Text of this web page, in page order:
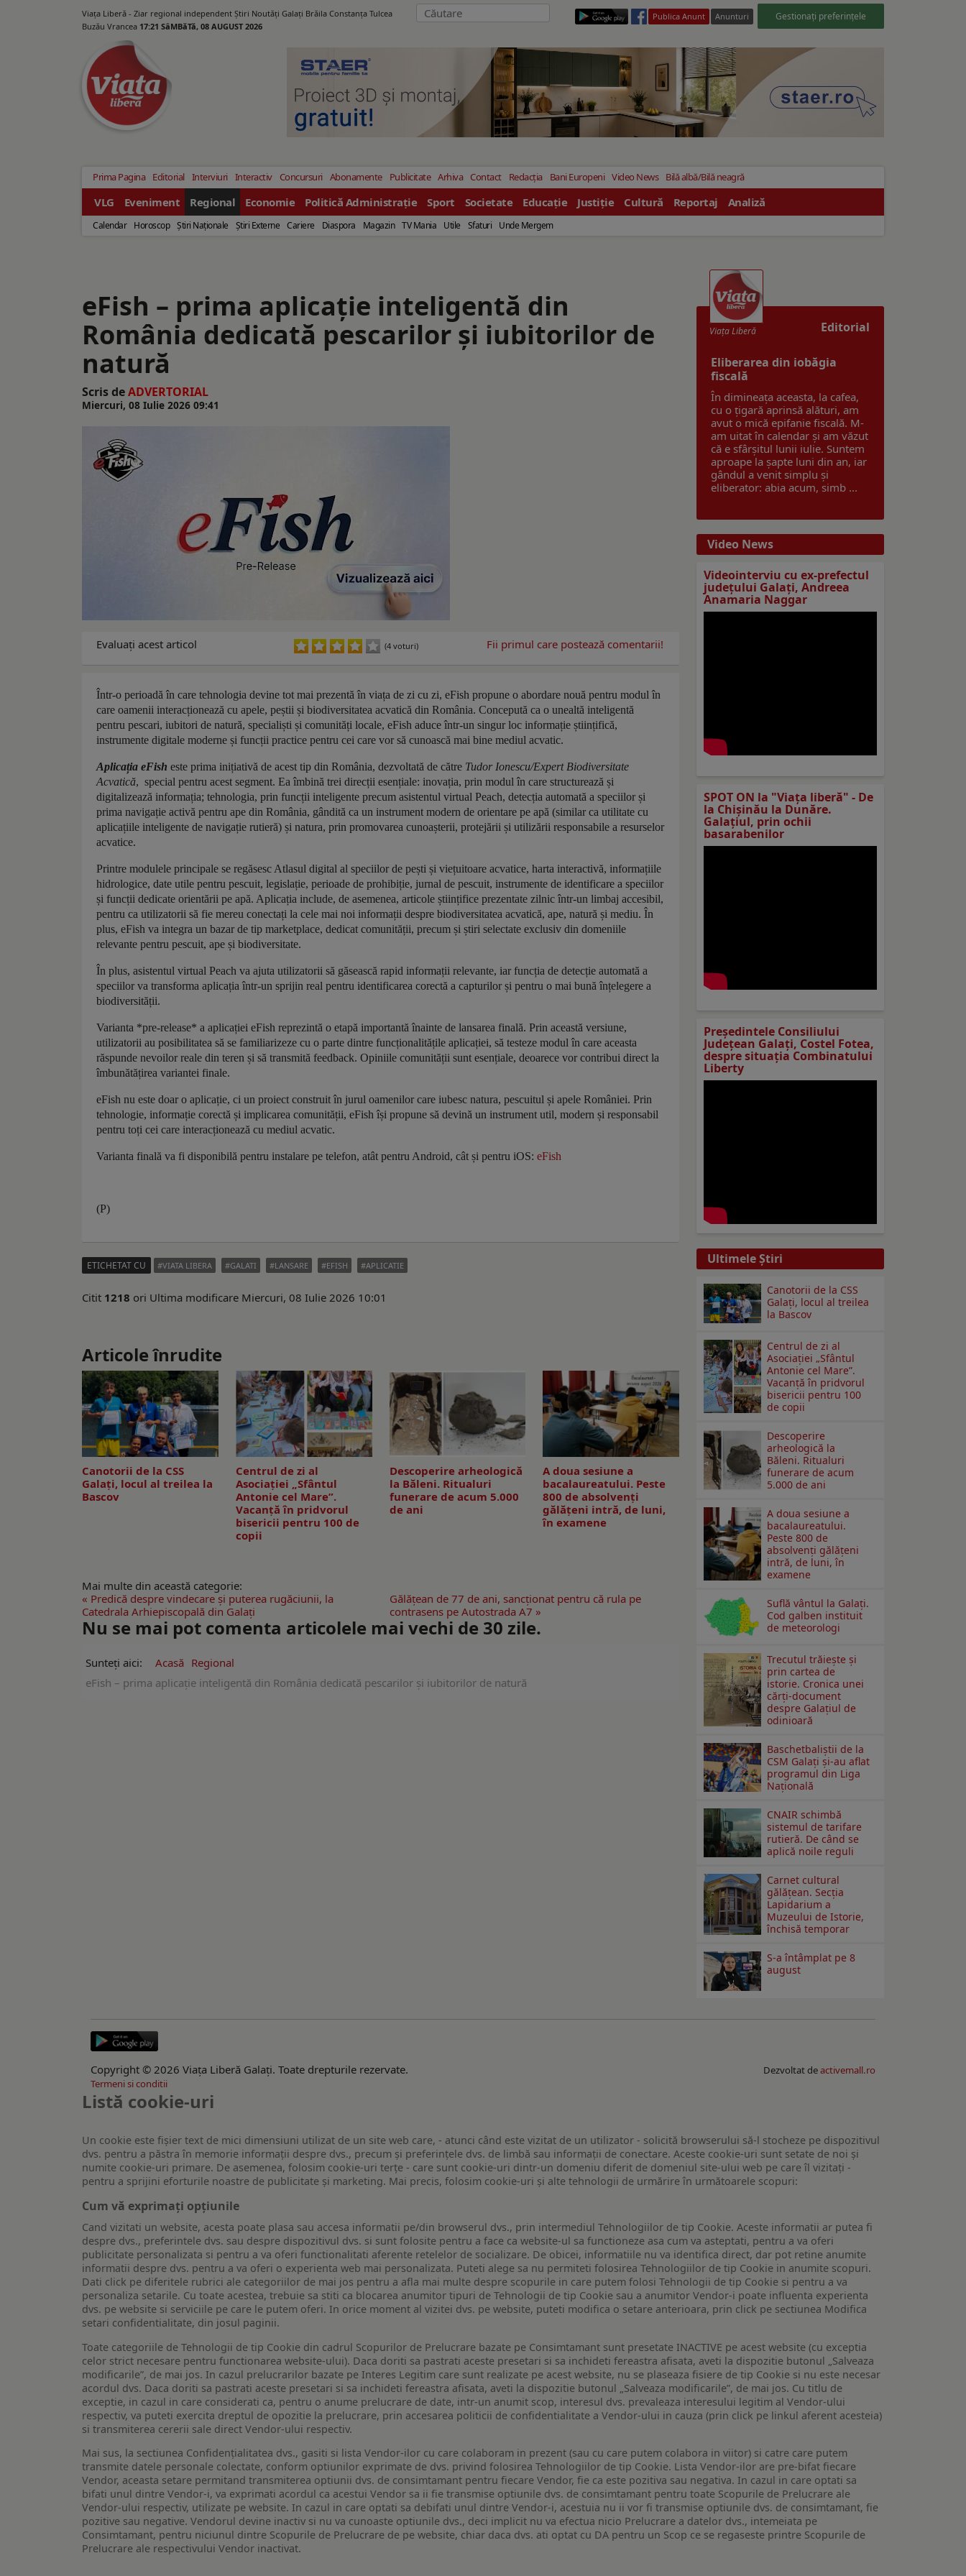
Viața Liberă - Ziar regional independent Știri Noutăți Galaţi Brăila Constanţa Tulcea
Buzău Vrancea 17:21 SâMBăTă, 08 AUGUST 2026
Publica Anunt Anunturi Gestionați preferințele
Prima Pagina Editorial Interviuri Interactiv Concursuri Abonamente Publicitate Arhiva Contact Redacția Bani Europeni Video News Bilă albă/Bilă neagră
VLG Eveniment Regional Economie Politică Administrație Sport Societate Educație Justiție Cultură Reportaj Analiză
Calendar Horoscop Ştiri Naţionale Ştiri Externe Cariere Diaspora Magazin TV Mania Utile Sfaturi Unde Mergem
eFish – prima aplicație inteligentă din
România dedicată pescarilor și iubitorilor de
natură
Scris deADVERTORIAL
Miercuri, 08 Iulie 2026 09:41
Evaluaţi acest articol (4 voturi) Fii primul care postează comentarii!
Într-o perioadă în care tehnologia devine tot mai prezentă în viața de zi cu zi, eFish propune o abordare nouă pentru modul în
care oamenii interacționează cu apele, peștii și biodiversitatea acvatică din România. Concepută ca o unealtă inteligentă
pentru pescari, iubitori de natură, specialiști și comunități locale, eFish aduce într-un singur loc informație științifică,
instrumente digitale moderne și funcții practice pentru cei care vor să cunoască mai bine mediul acvatic.
Aplicația eFish este prima inițiativă de acest tip din România, dezvoltată de către Tudor Ionescu/Expert Biodiversitate
Acvatică, special pentru acest segment. Ea îmbină trei direcții esențiale: inovația, prin modul în care structurează și
digitalizează informația; tehnologia, prin funcții inteligente precum asistentul virtual Peach, detecția automată a speciilor și
prima navigație activă pentru ape din România, gândită ca un instrument modern de orientare pe apă (similar ca utilitate cu
aplicațiile inteligente de navigație rutieră) și natura, prin promovarea cunoașterii, protejării și utilizării responsabile a resurselor
acvatice.
Printre modulele principale se regăsesc Atlasul digital al speciilor de pești și viețuitoare acvatice, harta interactivă, informațiile
hidrologice, date utile pentru pescuit, legislație, perioade de prohibiție, jurnal de pescuit, instrumente de identificare a speciilor
și funcții dedicate orientării pe apă. Aplicația include, de asemenea, articole științifice prezentate zilnic într-un limbaj accesibil,
pentru ca utilizatorii să fie mereu conectați la cele mai noi informații despre biodiversitatea acvatică, ape, natură și mediu. În
plus, eFish va integra un bazar de tip marketplace, dedicat comunității, precum și știri selectate exclusiv din domeniile
relevante pentru pescuit, ape și biodiversitate.
În plus, asistentul virtual Peach va ajuta utilizatorii să găsească rapid informații relevante, iar funcția de detecție automată a
speciilor va transforma aplicația într-un sprijin real pentru identificarea corectă a capturilor și pentru o mai bună înțelegere a
biodiversității.
Varianta *pre-release* a aplicației eFish reprezintă o etapă importantă înainte de lansarea finală. Prin această versiune,
utilizatorii au posibilitatea să se familiarizeze cu o parte dintre funcționalitățile aplicației, să testeze modul în care aceasta
răspunde nevoilor reale din teren și să transmită feedback. Opiniile comunității sunt esențiale, deoarece vor contribui direct la
îmbunătățirea variantei finale.
eFish nu este doar o aplicație, ci un proiect construit în jurul oamenilor care iubesc natura, pescuitul și apele României. Prin
tehnologie, informație corectă și implicarea comunității, eFish își propune să devină un instrument util, modern și responsabil
pentru toți cei care interacționează cu mediul acvatic.
Varianta finală va fi disponibilă pentru instalare pe telefon, atât pentru Android, cât și pentru iOS: eFish
(P)
ETICHETAT CU VIATA LIBERA GALATI LANSARE EFISH APLICATIE
Citit 1218 ori Ultima modificare Miercuri, 08 Iulie 2026 10:01
Articole înrudite
Canotorii de la CSS
Galați, locul al treilea la
Bascov
Centrul de zi al
Asociației „Sfântul
Antonie cel Mare”.
Vacanță în pridvorul
bisericii pentru 100 de
copii
Descoperire arheologică
la Băleni. Ritualuri
funerare de acum 5.000
de ani
A doua sesiune a
bacalaureatului. Peste
800 de absolvenţi
gălăţeni intră, de luni,
în examene
Mai multe din această categorie:
« Predică despre vindecare și puterea rugăciunii, la
Catedrala Arhiepiscopală din Galați
Gălăţean de 77 de ani, sancţionat pentru că rula pe
contrasens pe Autostrada A7 »
Nu se mai pot comenta articolele mai vechi de 30 zile.
Sunteți aici: Acasă Regional
eFish – prima aplicație inteligentă din România dedicată pescarilor și iubitorilor de natură
Editorial
Viaţa Liberă
Eliberarea din iobăgia
fiscală
În dimineața aceasta, la cafea,
cu o țigară aprinsă alături, am
avut o mică epifanie fiscală. M-
am uitat în calendar și am văzut
că e sfârșitul lunii iulie. Suntem
aproape la șapte luni din an, iar
gândul a venit simplu și
eliberator: abia acum, simb ...
Video News
Videointerviu cu ex-prefectul
judeţului Galaţi, Andreea
Anamaria Naggar
SPOT ON la "Viaţa liberă" - De
la Chișinău la Dunăre.
Galațiul, prin ochii
basarabenilor
Preşedintele Consiliului
Judeţean Galaţi, Costel Fotea,
despre situaţia Combinatului
Liberty
Ultimele Ştiri
Canotorii de la CSS
Galați, locul al treilea
la Bascov
Centrul de zi al
Asociației „Sfântul
Antonie cel Mare”.
Vacanță în pridvorul
bisericii pentru 100
de copii
Descoperire
arheologică la
Băleni. Ritualuri
funerare de acum
5.000 de ani
A doua sesiune a
bacalaureatului.
Peste 800 de
absolvenţi gălăţeni
intră, de luni, în
examene
Suflă vântul la Galaţi.
Cod galben instituit
de meteorologi
Trecutul trăiește și
prin cartea de
istorie. Cronica unei
cărți-document
despre Galațiul de
odinioară
Baschetbaliștii de la
CSM Galați și-au aflat
programul din Liga
Națională
CNAIR schimbă
sistemul de tarifare
rutieră. De când se
aplică noile reguli
Carnet cultural
gălăţean. Secţia
Lapidarium a
Muzeului de Istorie,
închisă temporar
S-a întâmplat pe 8
august
Copyright © 2026 Viaţa Liberă Galaţi. Toate drepturile rezervate. Dezvoltat deactivemall.ro
Termeni si conditii
Listă cookie-uri
Un cookie este fişier text de mici dimensiuni utilizat de un site web care, - atunci când este vizitat de un utilizator - solicită browserului să-l stocheze pe dispozitivul
dvs. pentru a păstra în memorie informații despre dvs., precum și preferințele dvs. de limbă sau informații de conectare. Aceste cookie-uri sunt setate de noi și
numite cookie-uri primare. De asemenea, folosim cookie-uri terțe - care sunt cookie-uri dintr-un domeniu diferit de domeniul site-ului web pe care îl vizitați -
pentru a sprijini eforturile noastre de publicitate și marketing. Mai precis, folosim cookie-uri și alte tehnologii de urmărire în următoarele scopuri:
Cum vă exprimați opțiunile
Cand vizitati un website, acesta poate plasa sau accesa informatii pe/din browserul dvs., prin intermediul Tehnologiilor de tip Cookie. Aceste informatii ar putea fi
despre dvs., preferintele dvs. sau despre dispozitivul dvs. si sunt folosite pentru a face ca website-ul sa functioneze asa cum va asteptati, pentru a va oferi
publicitate personalizata si pentru a va oferi functionalitati aferente retelelor de socializare. De obicei, informatiile nu va identifica direct, dar pot retine anumite
informatii despre dvs. pentru a va oferi o experienta web mai personalizata. Puteti alege sa nu permiteti folosirea Tehnologiilor de tip Cookie in anumite scopuri.
Dati click pe diferitele rubrici ale categoriilor de mai jos pentru a afla mai multe despre scopurile in care putem folosi Tehnologii de tip Cookie si pentru a va
personaliza setarile. Cu toate acestea, trebuie sa stiti ca blocarea anumitor tipuri de Tehnologii de tip Cookie sau a anumitor Vendor-i poate influenta experienta
dvs. pe website si serviciile pe care le putem oferi. In orice moment al vizitei dvs. pe website, puteti modifica o setare anterioara, prin click pe sectiunea Modifica
setari confidentialitate, din josul paginii.
Toate categoriile de Tehnologii de tip Cookie din cadrul Scopurilor de Prelucrare bazate pe Consimtamant sunt presetate INACTIVE pe acest website (cu exceptia
celor strict necesare pentru functionarea website-ului). Daca doriti sa pastrati aceste presetari si sa inchideti fereastra afisata, aveti la dispozitie butonul „Salveaza
modificarile”, de mai jos. In cazul prelucrarilor bazate pe Interes Legitim care sunt realizate pe acest website, nu se plaseaza fisiere de tip Cookie si nu este necesar
acordul dvs. Daca doriti sa pastrati aceste presetari si sa inchideti fereastra afisata, aveti la dispozitie butonul „Salveaza modificarile”, de mai jos. Cu titlu de
exceptie, in cazul in care considerati ca, pentru o anume prelucrare de date, intr-un anumit scop, interesul dvs. prevaleaza interesului legitim al Vendor-ului
respectiv, va puteti exercita dreptul de opozitie la prelucrare, prin accesarea politicii de confidentialitate a Vendor-ului in cauza (prin click pe linkul aferent acesteia)
si transmiterea cererii sale direct Vendor-ului respectiv.
Mai sus, la sectiunea Confidențialitatea dvs., gasiti si lista Vendor-ilor cu care colaboram in prezent (sau cu care putem colabora in viitor) si catre care putem
transmite datele personale colectate, conform optiunilor exprimate de dvs. privind folosirea Tehnologiilor de tip Cookie. Lista Vendor-ilor are pre-bifat fiecare
Vendor, aceasta setare permitand transmiterea optiunii dvs. de consimtamant pentru fiecare Vendor, fie ca este pozitiva sau negativa. In cazul in care optati sa
bifati unul dintre Vendor-i, va exprimati acordul ca acestui Vendor sa ii fie transmise optiunile dvs. de consimtamant pentru toate Scopurile de Prelucrare ale
Vendor-ului respectiv, utilizate pe website. In cazul in care optati sa debifati unul dintre Vendor-i, acestuia nu ii vor fi transmise optiunile dvs. de consimtamant, fie
pozitive sau negative. Vendorul devine inactiv si nu va cunoaste optiunile dvs., deci implicit nu va efectua nicio Prelucrare a datelor dvs., intemeiata pe
Consimtamant, pentru niciunul dintre Scopurile de Prelucrare de pe website, chiar daca dvs. ati optat cu DA pentru un Scop ce se regaseste printre Scopurile de
Prelucrare ale respectivului Vendor inactivat.